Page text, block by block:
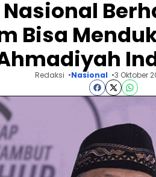
Bisa
Redaksi Nasional 3 Oktober